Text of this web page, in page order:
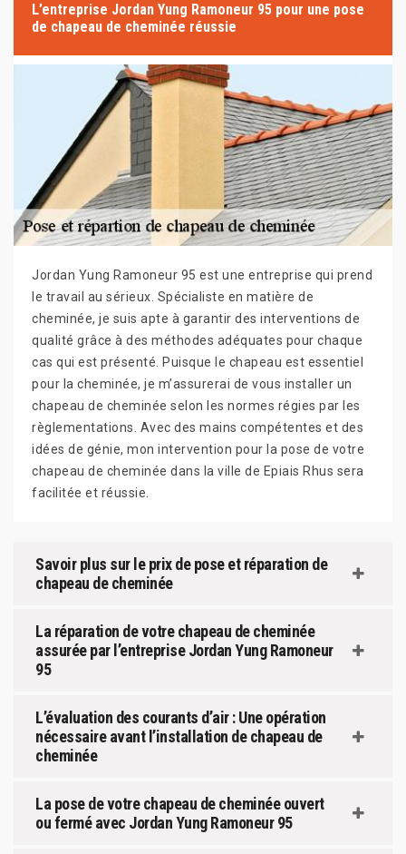
L’entreprise Jordan Yung Ramoneur 95 pour une pose
de chapeau de cheminée réussie
Jordan Yung Ramoneur 95 est une entreprise qui prend
le travail au sérieux. Spécialiste en matière de
cheminée, je suis apte à garantir des interventions de
qualité grâce à des méthodes adéquates pour chaque
cas qui est présenté. Puisque le chapeau est essentiel
pour la cheminée, je m’assurerai de vous installer un
chapeau de cheminée selon les normes régies par les
règlementations. Avec des mains compétentes et des
idées de génie, mon intervention pour la pose de votre
chapeau de cheminée dans la ville de Epiais Rhus sera
facilitée et réussie.
Savoir plus sur le prix de pose et réparation de
chapeau de cheminée
La réparation de votre chapeau de cheminée
assurée par l’entreprise Jordan Yung Ramoneur
95
L’évaluation des courants d’air : Une opération
nécessaire avant l’installation de chapeau de
cheminée
La pose de votre chapeau de cheminée ouvert
ou fermé avec Jordan Yung Ramoneur 95